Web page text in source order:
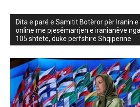
Dita e parë e Samitit Botëror për Iranin
online me pjesëmarrjen e iranianëve
105 shtete, duke përfshirë Shqipërinë